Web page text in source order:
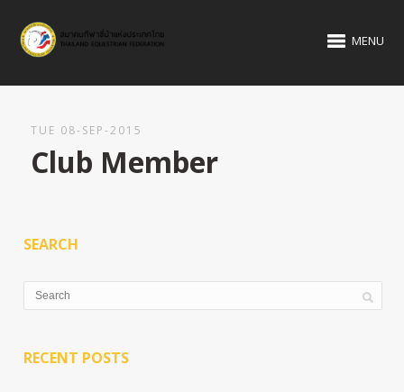
MENU
TUE 08-SEP-2015
Club Member
SEARCH
RECENT POSTS